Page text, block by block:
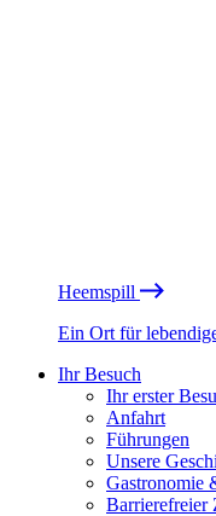
Heemspill
Ein Ort für
Ihr Besuch
Ihr erster
Anfahrt
Führungen
Unsere
Gastronomie
Barrierefreier